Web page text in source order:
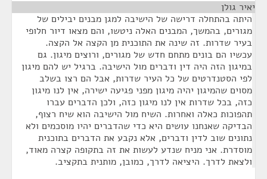
יאיר גולן
היתה בהתחלה דרישה של הישיבה למגן מבנים יבילים של
מגורים, בהמשך, המבנים האלה ניטשו, והם מצאו דיור חלופי
בעיר שדרות. זה שינה את התוכנית מן הקצה אל הקצה.
עכשיו הם בונים מתחם חדש של מגורים, ורוצים מיגון. גם
במיגון הזה היה דין ודברים מול הישיבה. ברגיל יש להם מיגון
לפי הסטנדרטים של כל העיר שדרות, אבל הם רצו בשלב
מסוים שהמיגון יהיה מיגון מפני פגיעה ישירה, אין לנו מיגון
כזה, בכל שדרות אין לנו מיגון כזה, ולכן הדברים עברו
תהפוכות כאלה ואחרות. השיח מול הישיבה הוא שיח רצוף,
הבדיקה שאנחנו עושים היא כדי שהדברים יהיו מוסכמים ולא
נתונים שוב לדין ודברים, אלא נקבע את הדברים בתוכנית
מוסדרת. אני מניח שנדע לעשות את זה בתקופה קצרה מאוד,
ולצאת לדרך. היציאה לדרך, כמובן, מותנית בתקציב.